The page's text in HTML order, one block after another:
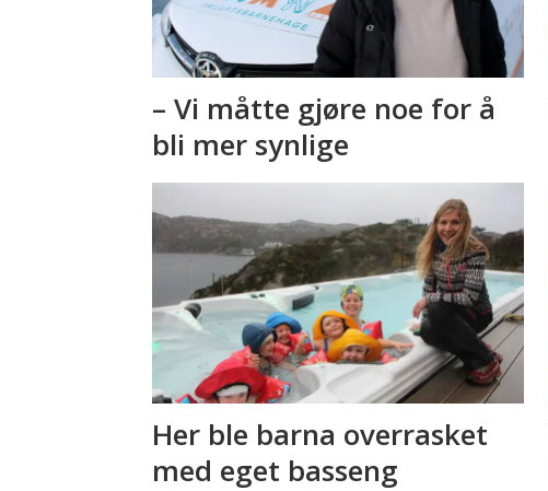
– Vi måtte gjøre noe for å
bli mer synlige
Her ble barna overrasket
med eget basseng